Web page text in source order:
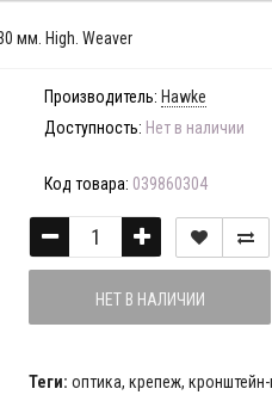
мм. High. Weaver
Производитель: Hawke
Доступность: Нет в наличии
Код товара: 039860304
НЕТ В НАЛИЧИИ
Теги: оптика, крепеж,